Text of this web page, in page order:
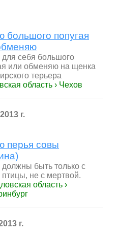
большого попугая
для себя большого
или обменяю на щенка
терьера
область › Чехов
г.
перья совы
должны быть только с
не с мертвой.
область ›
г.